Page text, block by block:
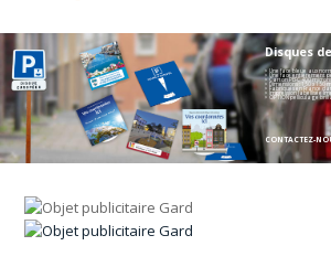
Disques
> Une face bleue aux
> Une face entièrement
> Carton PEFC 400 microns
> Dimensions : 150 x 150
> Fabriqués en France
> Impression labellisée
> OPTION pelliculage
CONTACTEZ-